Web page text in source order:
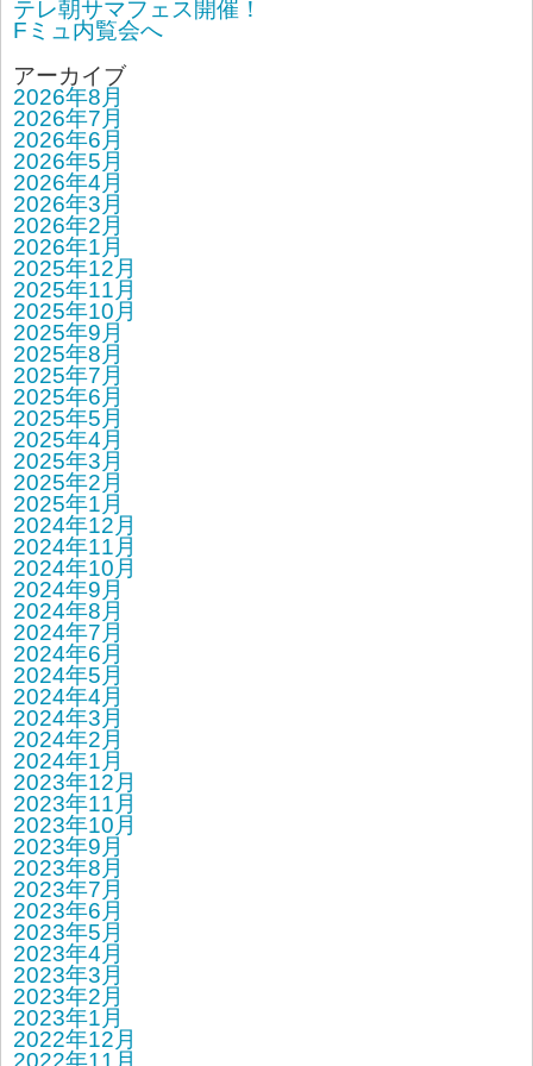
テレ朝サマフェス開催！
Fミュ内覧会へ
アーカイブ
2026年8月
2026年7月
2026年6月
2026年5月
2026年4月
2026年3月
2026年2月
2026年1月
2025年12月
2025年11月
2025年10月
2025年9月
2025年8月
2025年7月
2025年6月
2025年5月
2025年4月
2025年3月
2025年2月
2025年1月
2024年12月
2024年11月
2024年10月
2024年9月
2024年8月
2024年7月
2024年6月
2024年5月
2024年4月
2024年3月
2024年2月
2024年1月
2023年12月
2023年11月
2023年10月
2023年9月
2023年8月
2023年7月
2023年6月
2023年5月
2023年4月
2023年3月
2023年2月
2023年1月
2022年12月